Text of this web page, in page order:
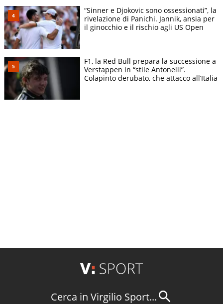
“Sinner e Djokovic sono ossessionati”, la
rivelazione di Panichi. Jannik, ansia per
il ginocchio e il rischio agli US Open
F1, la Red Bull prepara la successione a
Verstappen in “stile Antonelli”.
Colapinto derubato, che attacco all’Italia
Cerca in Virgilio Sport...